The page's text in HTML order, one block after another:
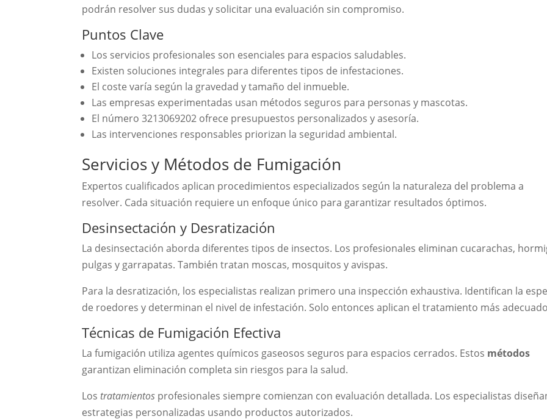
podrán resolver sus dudas y solicitar una evaluación sin compromiso.
Puntos Clave
Los servicios profesionales son esenciales para espacios saludables.
Existen soluciones integrales para diferentes tipos de infestaciones.
El coste varía según la gravedad y tamaño del inmueble.
Las empresas experimentadas usan métodos seguros para personas y mascotas.
El número 3213069202 ofrece presupuestos personalizados y asesoría.
Las intervenciones responsables priorizan la seguridad ambiental.
Servicios y Métodos de Fumigación
Expertos cualificados aplican procedimientos especializados según la naturaleza del problema a
resolver. Cada situación requiere un enfoque único para garantizar resultados óptimos.
Desinsectación y Desratización
La desinsectación aborda diferentes tipos de insectos. Los profesionales eliminan cucarachas,
pulgas y garrapatas. También tratan moscas, mosquitos y avispas.
Para la desratización, los especialistas realizan primero una inspección exhaustiva. Identifican la
de roedores y determinan el nivel de infestación. Solo entonces aplican el tratamiento más
Técnicas de Fumigación Efectiva
La fumigación utiliza agentes químicos gaseosos seguros para espacios cerrados. Estos métodos
garantizan eliminación completa sin riesgos para la salud.
Los tratamientos profesionales siempre comienzan con evaluación detallada. Los especialistas
estrategias personalizadas usando productos autorizados.